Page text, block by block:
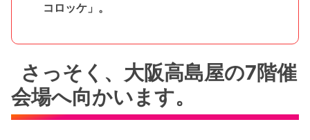
コロッケ」。
さっそく、大阪高島屋の7階催
会場へ向かいます。